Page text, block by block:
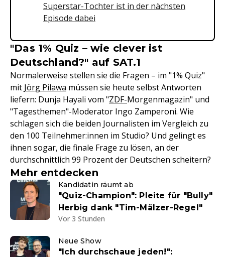
Superstar-Tochter ist in der nächsten
Episode dabei
"Das 1% Quiz – wie clever ist
Deutschland?" auf SAT.1
Normalerweise stellen sie die Fragen – im "1% Quiz"
mit Jörg Pilawa müssen sie heute selbst Antworten
liefern: Dunja Hayali vom "ZDF-Morgenmagazin" und
"Tagesthemen"-Moderator Ingo Zamperoni. Wie
schlagen sich die beiden Journalisten im Vergleich zu
den 100 Teilnehmer:innen im Studio? Und gelingt es
ihnen sogar, die finale Frage zu lösen, an der
durchschnittlich 99 Prozent der Deutschen scheitern?
Mehr entdecken
Kandidatin räumt ab
"Quiz-Champion": Pleite für "Bully"
Herbig dank "Tim-Mälzer-Regel"
Vor 3 Stunden
Neue Show
"Ich durchschaue jeden!":